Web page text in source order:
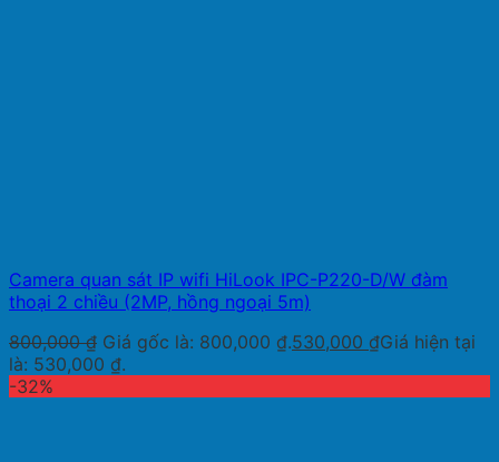
Camera quan sát IP wifi HiLook IPC-P220-D/W đàm
thoại 2 chiều (2MP, hồng ngoại 5m)
800,000₫ Giá gốc là: 800,000 ₫.530,000 ₫Giá hiện tại
là: 530,000 ₫.
-32%